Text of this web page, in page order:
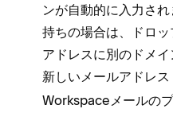
ンが自動的に入力さ
持ちの場合は⁠、ドロ⁠
アドレスに別のドメイ
新しいメ⁠ールアドレス
Workspaceメ⁠ールの